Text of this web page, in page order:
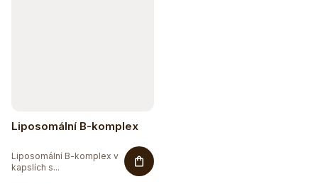
Liposomální B-komplex
Liposomální B-komplex v
kapslích s...